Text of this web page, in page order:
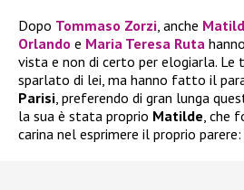
Dopo Tommaso Zorzi, anche
Orlando e Maria Teresa Ruta
vista e non di certo per elogiarla. Le
sparlato di lei, ma hanno fatto il
Parisi, preferendo di gran lunga
la sua è stata proprio Matilde, che
carina nel esprimere il proprio parere: